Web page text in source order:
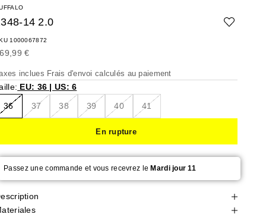
14 2.0
1000067872
de vente
€
inclues Frais d'envoi calculés au paiement
EU: 36 | US: 6
36 37 38 39 40 41
En rupture
Passez une commande et vous recevrez le Mardi jour 11